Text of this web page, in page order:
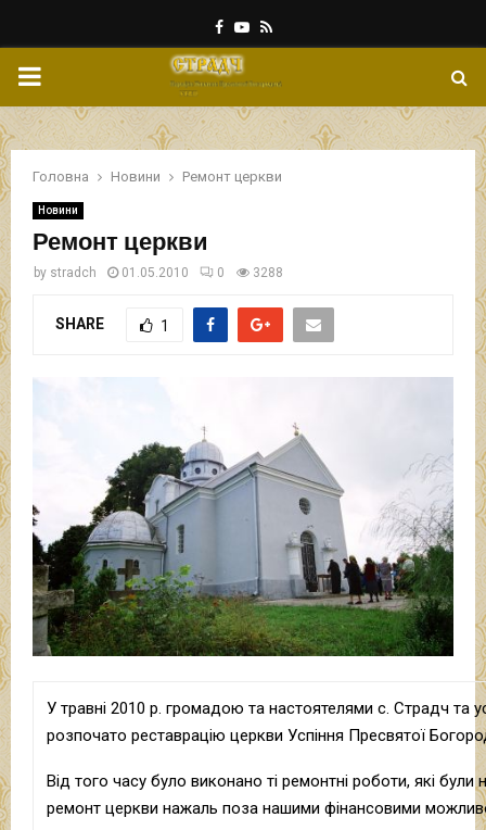
Facebook
Youtube
Rss
PRIMARY
MENU
Головна Новини Ремонт церкви
Новини
Ремонт церкви
by stradch 01.05.2010 0 3288
SHARE 1
У травні 2010 р. громадою та настоятелями с. Страдч та
розпочато реставрацію церкви Успіння Пресвятої
Від того часу було виконано ті ремонтні роботи, які були
ремонт церкви нажаль поза нашими фінансовими